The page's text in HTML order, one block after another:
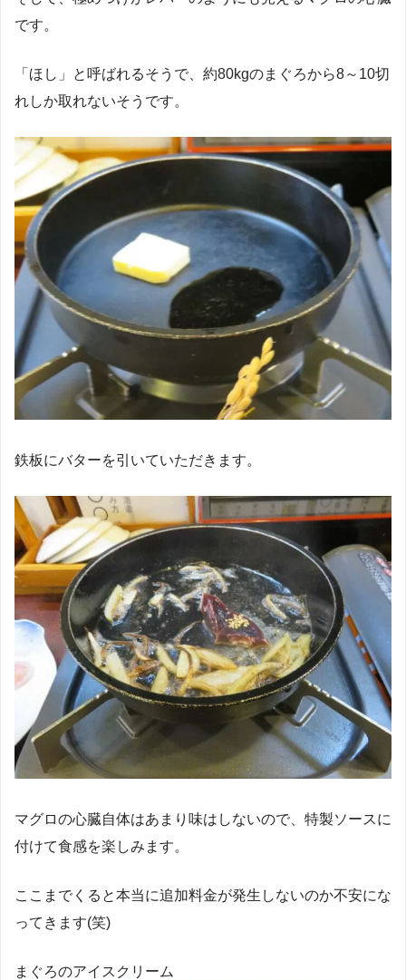
です。
「ほし」と呼ばれるそうで、約80kgのまぐろから8～10切
れしか取れないそうです。
鉄板にバターを引いていただきます。
マグロの心臓自体はあまり味はしないので、特製ソースに
付けて食感を楽しみます。
ここまでくると本当に追加料金が発生しないのか不安にな
ってきます(笑)
まぐろのアイスクリーム